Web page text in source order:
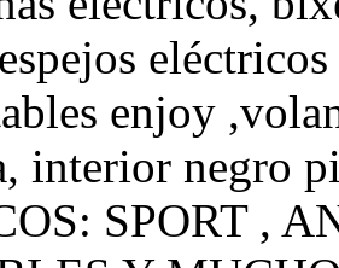
enjoy
interior negro
SPORT ,